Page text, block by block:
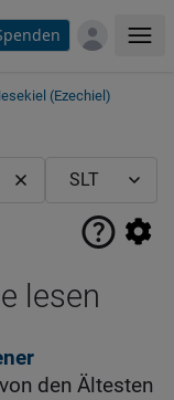
(Ezechiel)
lesen
den Ältesten